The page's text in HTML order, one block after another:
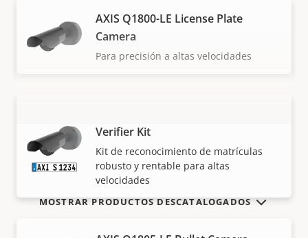
VISUALIZAR MÁS
AXIS Q1800-LE License Plate
Camera
Para precisión a altas velocidades
Verifier Kit
Kit de reconocimiento de matrículas
robusto y rentable para altas
velocidades
MOSTRAR PRODUCTOS DESCATALOGADOS